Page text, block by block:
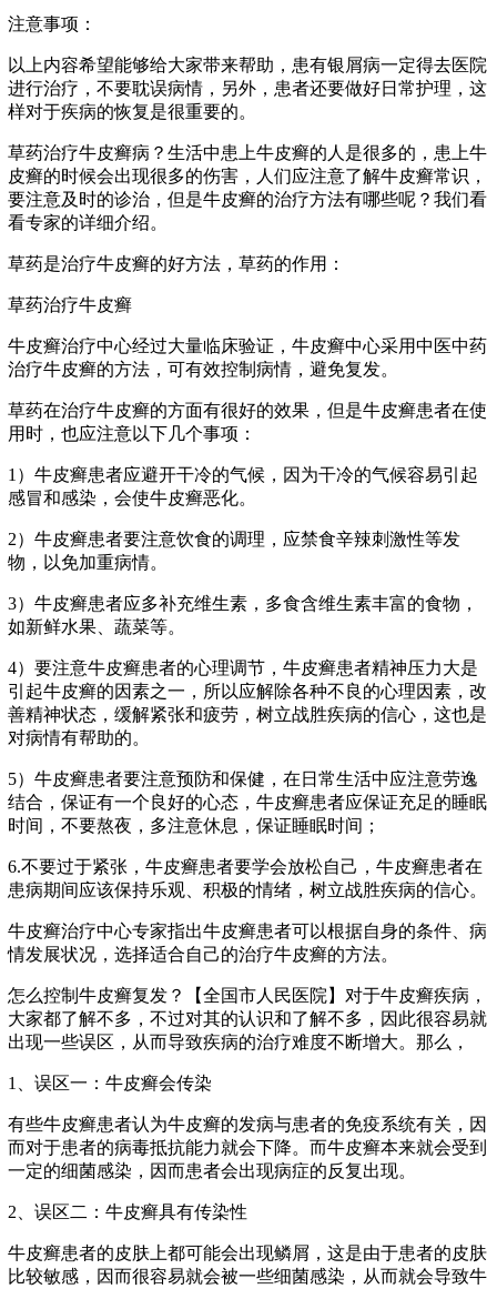
注意事项：
以上内容希望能够给大家带来帮助，患有银屑病一定得去医院
进行治疗，不要耽误病情，另外，患者还要做好日常护理，这
样对于疾病的恢复是很重要的。
草药治疗牛皮癣病？生活中患上牛皮癣的人是很多的，患上牛
皮癣的时候会出现很多的伤害，人们应注意了解牛皮癣常识，
要注意及时的诊治，但是牛皮癣的治疗方法有哪些呢？我们看
看专家的详细介绍。
草药是治疗牛皮癣的好方法，草药的作用：
草药治疗牛皮癣
牛皮癣治疗中心经过大量临床验证，牛皮癣中心采用中医中药
治疗牛皮癣的方法，可有效控制病情，避免复发。
草药在治疗牛皮癣的方面有很好的效果，但是牛皮癣患者在使
用时，也应注意以下几个事项：
1）牛皮癣患者应避开干冷的气候，因为干冷的气候容易引起
感冒和感染，会使牛皮癣恶化。
2）牛皮癣患者要注意饮食的调理，应禁食辛辣刺激性等发
物，以免加重病情。
3）牛皮癣患者应多补充维生素，多食含维生素丰富的食物，
如新鲜水果、蔬菜等。
4）要注意牛皮癣患者的心理调节，牛皮癣患者精神压力大是
引起牛皮癣的因素之一，所以应解除各种不良的心理因素，改
善精神状态，缓解紧张和疲劳，树立战胜疾病的信心，这也是
对病情有帮助的。
5）牛皮癣患者要注意预防和保健，在日常生活中应注意劳逸
结合，保证有一个良好的心态，牛皮癣患者应保证充足的睡眠
时间，不要熬夜，多注意休息，保证睡眠时间；
6.不要过于紧张，牛皮癣患者要学会放松自己，牛皮癣患者在
患病期间应该保持乐观、积极的情绪，树立战胜疾病的信心。
牛皮癣治疗中心专家指出牛皮癣患者可以根据自身的条件、病
情发展状况，选择适合自己的治疗牛皮癣的方法。
怎么控制牛皮癣复发？【全国市人民医院】对于牛皮癣疾病，
大家都了解不多，不过对其的认识和了解不多，因此很容易就
出现一些误区，从而导致疾病的治疗难度不断增大。那么，
1、误区一：牛皮癣会传染
有些牛皮癣患者认为牛皮癣的发病与患者的免疫系统有关，因
而对于患者的病毒抵抗能力就会下降。而牛皮癣本来就会受到
一定的细菌感染，因而患者会出现病症的反复出现。
2、误区二：牛皮癣具有传染性
牛皮癣患者的皮肤上都可能会出现鳞屑，这是由于患者的皮肤
比较敏感，因而很容易就会被一些细菌感染，从而就会导致牛